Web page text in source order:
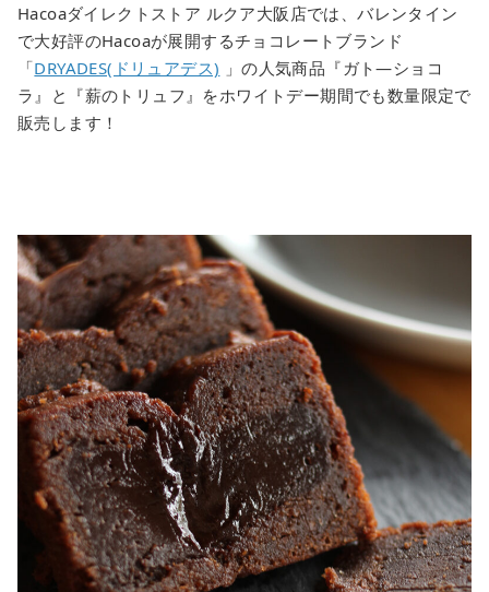
Hacoaダイレクトストア ルクア大阪店では、バレンタイン
で大好評のHacoaが展開するチョコレートブランド
「DRYADES(ドリュアデス) 」の人気商品『ガト―ショコ
ラ』と『薪のトリュフ』をホワイトデー期間でも数量限定で
販売します！